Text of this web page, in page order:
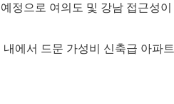
정으로 여의도 및 강남 접근성이
에서 드문 가성비 신축급 아파트